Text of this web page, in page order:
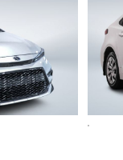
LE
80
22